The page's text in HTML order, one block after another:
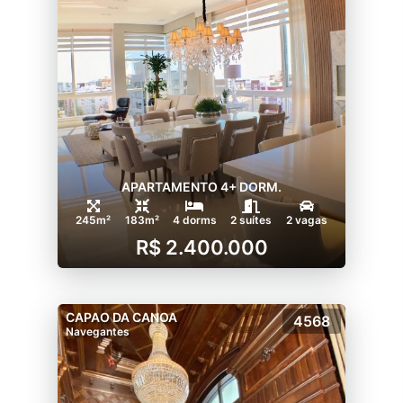
APARTAMENTO 4+ DORM.
245m² 183m² 4 dorms 2 suítes 2 vagas
R$ 2.400.000
CAPAO DA CANOA
Navegantes
4568